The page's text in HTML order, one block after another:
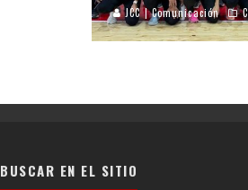
JCC | Comunicación
BUSCAR EN EL SITIO